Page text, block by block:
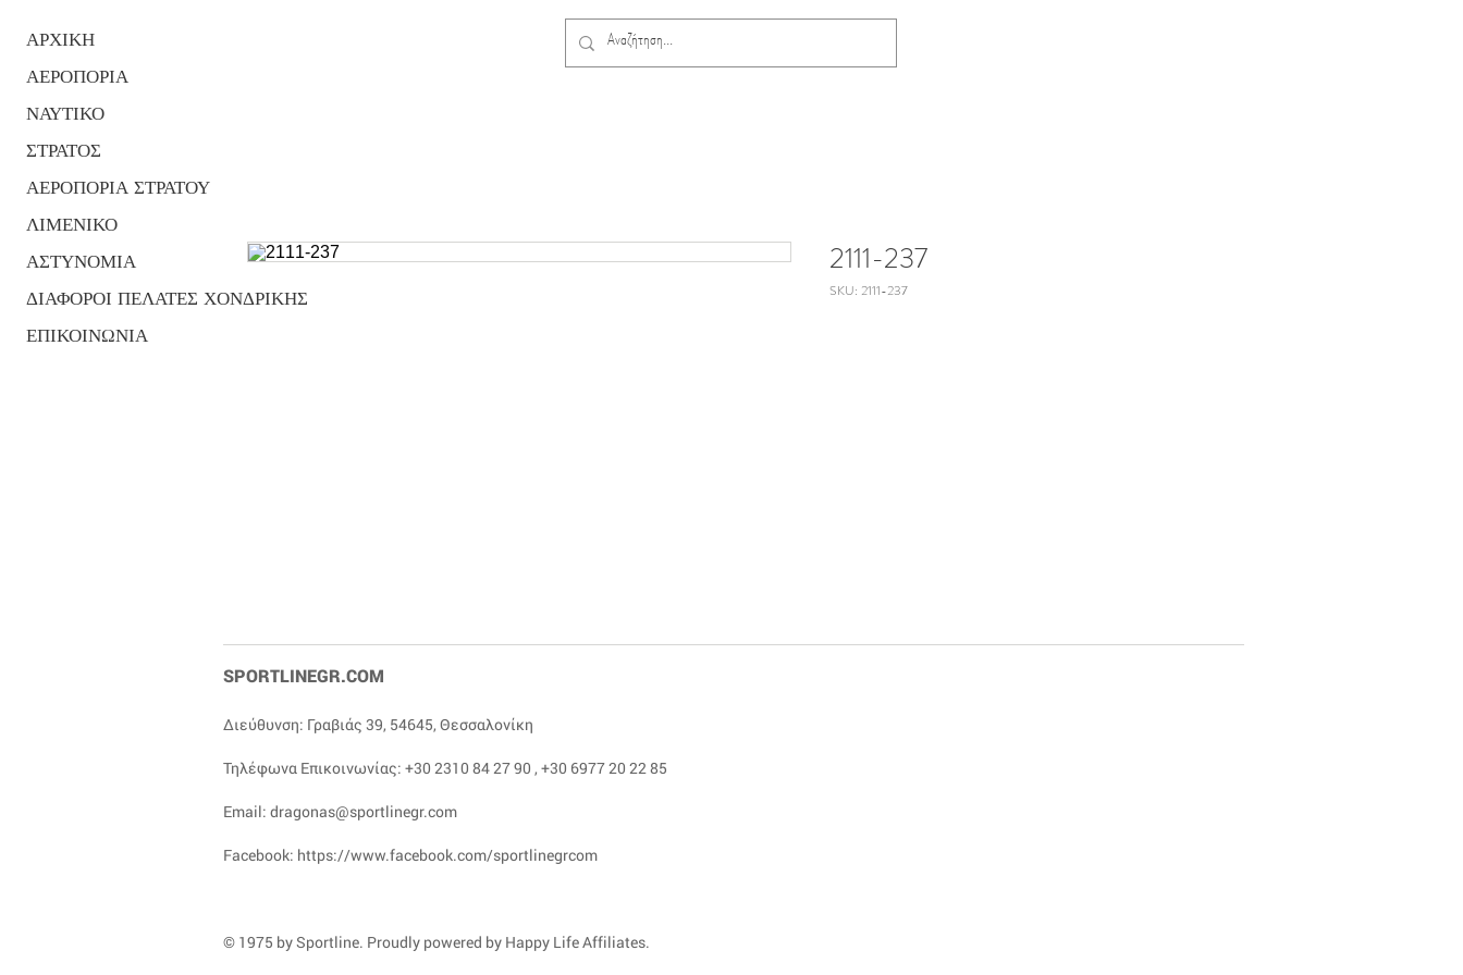
ΑΡΧΙΚΗ
ΑΕΡΟΠΟΡΙΑ
ΝΑΥΤΙΚΟ
ΣΤΡΑΤΟΣ
ΑΕΡΟΠΟΡΙΑ ΣΤΡΑΤΟΥ
ΛΙΜΕΝΙΚΟ
ΑΣΤΥΝΟΜΙΑ
ΔΙΑΦΟΡΟΙ ΠΕΛΑΤΕΣ ΧΟΝΔΡΙΚΗΣ
ΕΠΙΚΟΙΝΩΝΙΑ
2111-237
SKU: 2111-237
SPORTLINEGR.COM
Διεύθυνση: Γραβιάς 39, 54645, Θεσσαλονίκη
Τηλέφωνα Επικοινωνίας: +30 2310 84 27 90 , +30 6977 20 22 85
Email: dragonas@sportlinegr.com
Facebook: https://www.facebook.com/sportlinegrcom
© 1975 by Sportline. Proudly powered by Happy Life Affiliates.